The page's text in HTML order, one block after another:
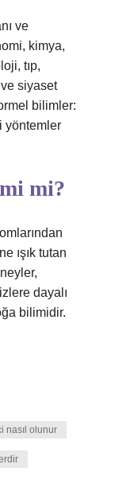
ve
kimya,
tıp,
siyaset
bilimler:
yöntemler
mi?
ışık tutan
dayalı
bilimidir.
nasıl olunur